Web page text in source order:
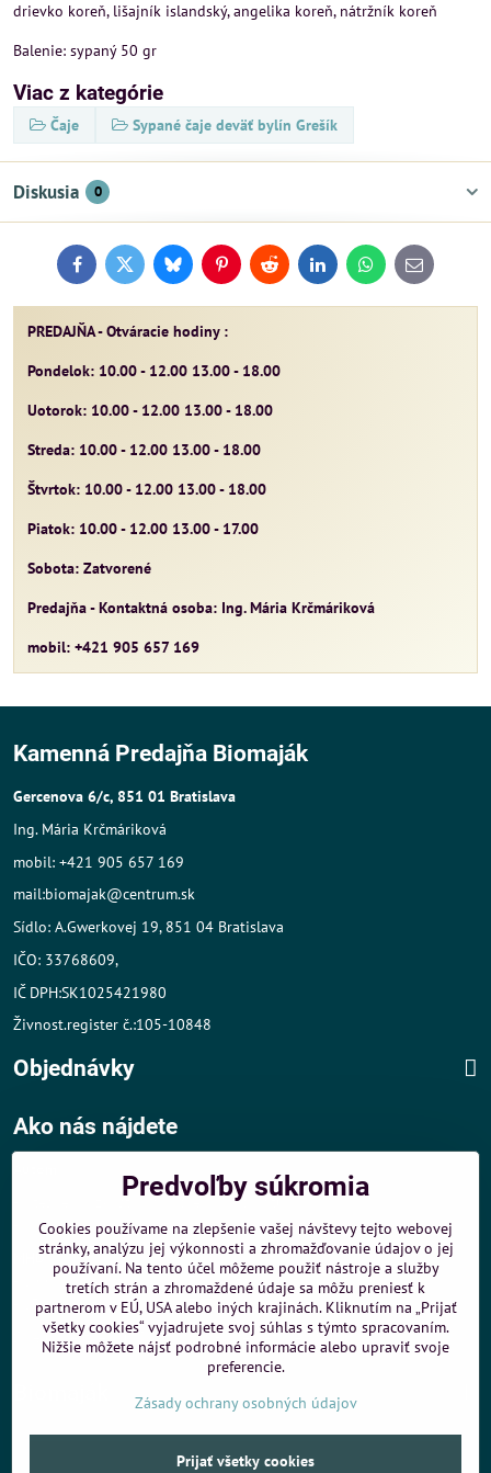
drievko koreň, lišajník islandský, angelika koreň, nátržník koreň
Balenie: sypaný 50 gr
Viac z kategórie
Čaje Sypané čaje deväť bylín Grešík
Diskusia 0
FacebookTwitterBlueskyPinterestReddit LinkedInWhatsApp
E-
mail
PREDAJŇA - Otváracie hodiny :
Pondelok: 10.00 - 12.00 13.00 - 18.00
Uotorok: 10.00 - 12.00 13.00 - 18.00
Streda: 10.00 - 12.00 13.00 - 18.00
Štvrtok: 10.00 - 12.00 13.00 - 18.00
Piatok: 10.00 - 12.00 13.00 - 17.00
Sobota: Zatvorené
Predajňa - Kontaktná osoba: Ing. Mária Krčmáriková
mobil: +421 905 657 169
Kamenná Predajňa Biomaják
Gercenova 6/c, 851 01 Bratislava
Ing. Mária Krčmáriková
mobil: +421 905 657 169
mail:biomajak@centrum.sk
Sídlo: A.Gwerkovej 19, 851 04 Bratislava
IČO: 33768609,
IČ DPH:SK1025421980
Živnost.register č.:105-10848
Objednávky
Ako nás nájdete
- v tesnej blízkosti diaľničného obchvatu
- dobré parkovacie možnosti 40 m od predajne
MHD:
- 200 m od zastávky MHD Záporožská - autobusy č. 80 a 88
- 250 m od zastávky MHD ŽST Petržalka - autobus 99
Sme umiestnení uShopMania- Internetové nákupy
©2026Copyright
Predvoľby súkromia
Cookies používame na zlepšenie vašej návštevy tejto webovej
stránky, analýzu jej výkonnosti a zhromažďovanie údajov o jej
používaní. Na tento účel môžeme použiť nástroje a služby
tretích strán a zhromaždené údaje sa môžu preniesť k
partnerom v EÚ, USA alebo iných krajinách. Kliknutím na „Prijať
všetky cookies“ vyjadrujete svoj súhlas s týmto spracovaním.
Nižšie môžete nájsť podrobné informácie alebo upraviť svoje
preferencie.
Zásady ochrany osobných údajov
Prijať všetky cookies